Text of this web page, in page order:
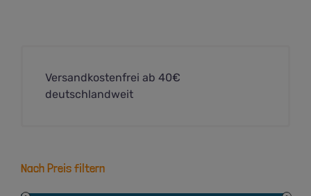
Versandkostenfrei ab 40€
deutschlandweit
Nach Preis filtern